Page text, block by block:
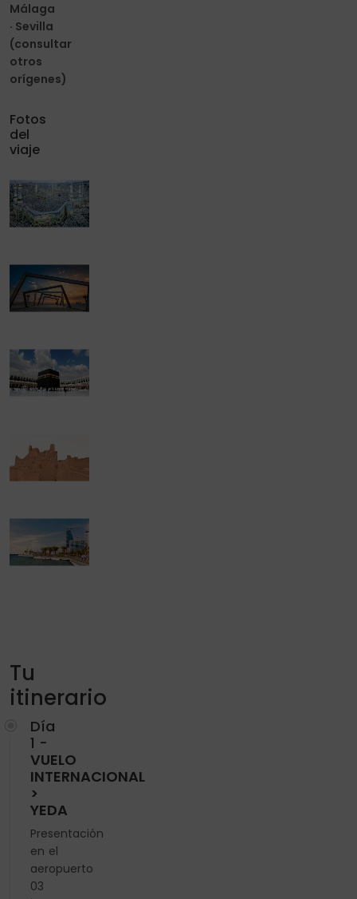
Málaga
· Sevilla
(consultar
otros
orígenes)
Fotos
del
viaje
Tu
itinerario
Día
1 -
VUELO
INTERNACIONAL
>
YEDA
Presentación
en el
aeropuerto
03